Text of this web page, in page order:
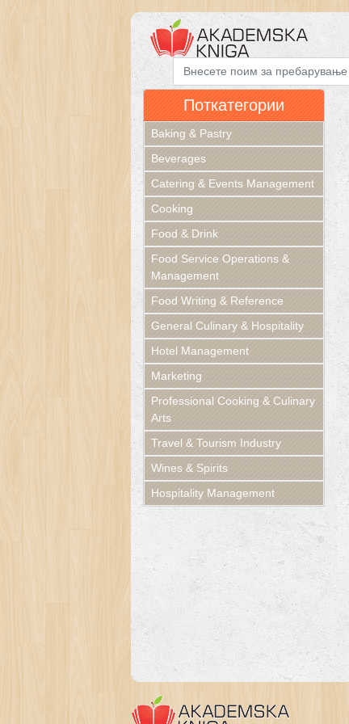
Поткатегории
Baking & Pastry
Beverages
Catering & Events Management
Cooking
Food & Drink
Food Service Operations &
Management
Food Writing & Reference
General Culinary & Hospitality
Hotel Management
Marketing
Professional Cooking & Culinary
Arts
Travel & Tourism Industry
Wines & Spirits
Hospitality Management